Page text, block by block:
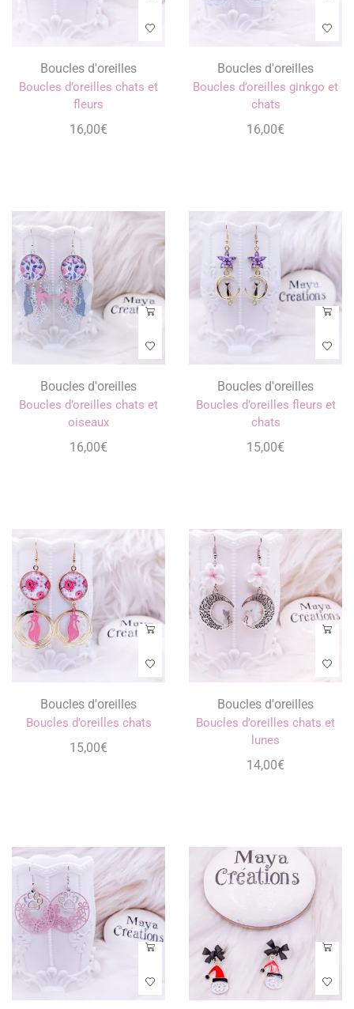
Boucles d'oreilles
Boucles d’oreilles chats et
fleurs
16,00€
Boucles d'oreilles
Boucles d’oreilles ginkgo et
chats
16,00€
Boucles d'oreilles
Boucles d’oreilles chats et
oiseaux
16,00€
Boucles d'oreilles
Boucles d’oreilles fleurs et
chats
15,00€
Boucles d'oreilles
Boucles d’oreilles chats
15,00€
Boucles d'oreilles
Boucles d’oreilles chats et
lunes
14,00€